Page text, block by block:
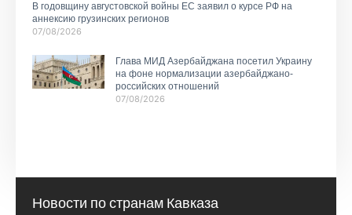
В годовщину августовской войны ЕС заявил о курсе РФ на
аннексию грузинских регионов
07/08/2026
Глава МИД Азербайджана посетил Украину
на фоне нормализации азербайджано-
российских отношений
07/08/2026
Новости по странам Кавказа